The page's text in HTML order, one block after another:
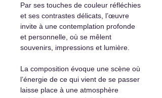
Par ses touches de couleur réfléchies
et ses contrastes délicats, l’œuvre
invite à une contemplation profonde
et personnelle, où se mêlent
souvenirs, impressions et lumière.
La composition évoque une scène où
l’énergie de ce qui vient de se passer
laisse place à une atmosphère